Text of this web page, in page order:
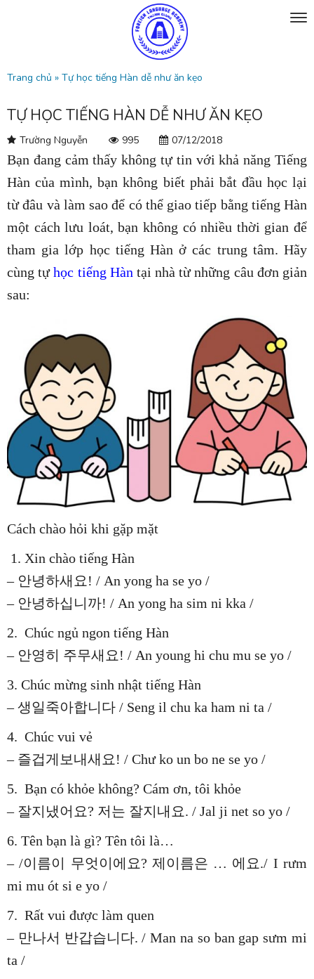
Trang chủ » Tự học tiếng Hàn dễ như ăn kẹo
TỰ HỌC TIẾNG HÀN DỄ NHƯ ĂN KẸO
Trường Nguyễn 995 07/12/2018
Bạn đang cảm thấy không tự tin với khả năng Tiếng
Hàn của mình, bạn không biết phải bắt đầu học lại
từ đâu và làm sao để có thể giao tiếp bằng tiếng Hàn
một cách lưu loát, bạn không có nhiều thời gian để
tham gia lớp học tiếng Hàn ở các trung tâm. Hãy
cùng tựhọc tiếng Hàn tại nhà từ những câu đơn giản
sau:
Cách chào hỏi khi gặp mặt
1. Xin chào tiếng Hàn
– 안녕하새요! / An yong ha se yo /
– 안녕하십니까! / An yong ha sim ni kka /
2. Chúc ngủ ngon tiếng Hàn
– 안영히 주무새요! / An young hi chu mu se yo /
3. Chúc mừng sinh nhật tiếng Hàn
– 생일죽아합니다 / Seng il chu ka ham ni ta /
4. Chúc vui vẻ
– 즐겁게보내새요! / Chư ko un bo ne se yo /
5. Bạn có khỏe không? Cám ơn, tôi khỏe
– 잘지냈어요? 저는 잘지내요. / Jal ji net so yo /
6. Tên bạn là gì? Tên tôi là…
– /이름이 무엇이에요? 제이름은 … 에요./ I rưm
mi mu ót si e yo /
7. Rất vui được làm quen
– 만나서 반갑습니다. / Man na so ban gap sưm mi
ta /